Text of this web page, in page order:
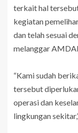
terkait hal
kegiatan
dan telah sesuai
melanggar AMDAL.
“Kami sudah
tersebut
operasi dan
lingkungan